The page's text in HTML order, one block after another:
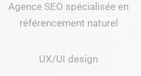
Agence SEO spécialisée en
référencement naturel
UX/UI design